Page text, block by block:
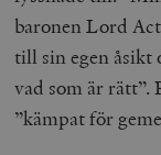
baronen Lord
till sin egen åsikt
vad som är rätt”.
”kämpat för